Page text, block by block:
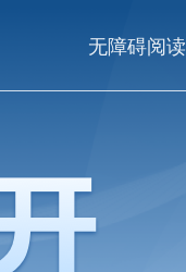
无障碍阅读